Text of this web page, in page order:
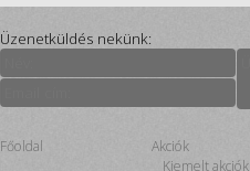
Üzenetküldés nekünk:
Főoldal
Akciók
Kiemelt akciók